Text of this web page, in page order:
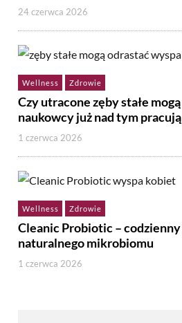
24 czerwca 2026
Wellness Zdrowie
Czy utracone zęby stałe
naukowcy już nad tym pracują
1 czerwca 2026
Wellness Zdrowie
Cleanic Probiotic –
naturalnego mikrobiomu
1 czerwca 2026